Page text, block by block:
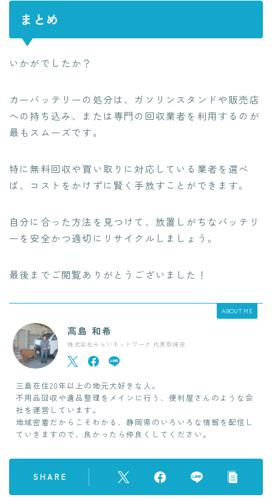
まとめ
いかがでしたか？
カーバッテリーの処分は、ガソリンスタンドや販売店
への持ち込み、または専門の回収業者を利用するのが
最もスムーズです。
特に無料回収や買い取りに対応している業者を選べ
ば、コストをかけずに賢く手放すことができます。
自分に合った方法を見つけて、放置しがちなバッテリ
ーを安全かつ適切にリサイクルしましょう。
最後までご閲覧ありがとうございました！
ABOUT ME
高島 和希
株式会社みらいネットワーク 代表取締役
三島在住20年以上の地元大好きな人。
不用品回収や遺品整理をメインに行う、便利屋さんのような会
社を運営しています。
地域密着だからこそわかる、静岡県のいろいろな情報を配信し
ていきますので、良かったら仲良くしてください。
SHARE